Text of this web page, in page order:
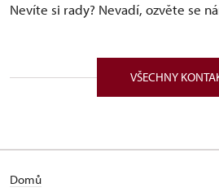
Nevíte si rady? Nevadí, ozvěte se
VŠECHNY
Domů